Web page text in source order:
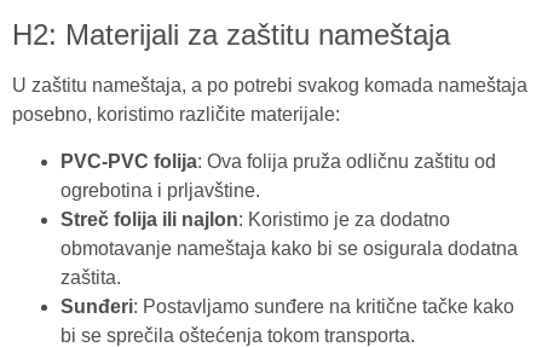
H2: Materijali za zaštitu nameštaja
U zaštitu nameštaja, a po potrebi svakog komada nameštaja
posebno, koristimo različite materijale:
PVC-PVC folija: Ova folija pruža odličnu zaštitu od
ogrebotina i prljavštine.
Streč folija ili najlon: Koristimo je za dodatno
obmotavanje nameštaja kako bi se osigurala dodatna
zaštita.
Sunđeri: Postavljamo sunđere na kritične tačke kako
bi se sprečila oštećenja tokom transporta.